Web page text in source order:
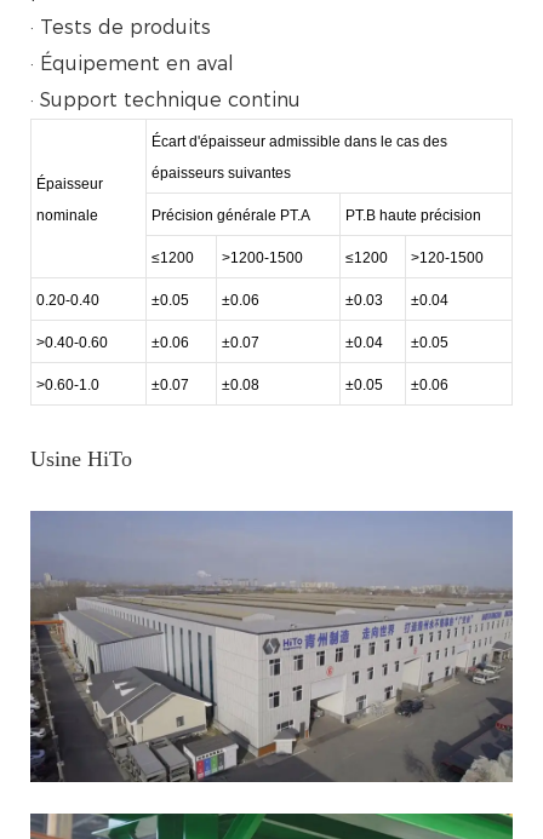
· Tests de produits
· Équipement en aval
· Support technique continu
Épaisseur
nominale
Écart d'épaisseur admissible dans le cas des
épaisseurs suivantes
Précision générale PT.A PT.B haute précision
≤1200 >1200-1500 ≤1200 >120-1500
0.20-0.40 ±0.05 ±0.06 ±0.03 ±0.04
>0.40-0.60 ±0.06 ±0.07 ±0.04 ±0.05
>0.60-1.0 ±0.07 ±0.08 ±0.05 ±0.06
Usine HiTo